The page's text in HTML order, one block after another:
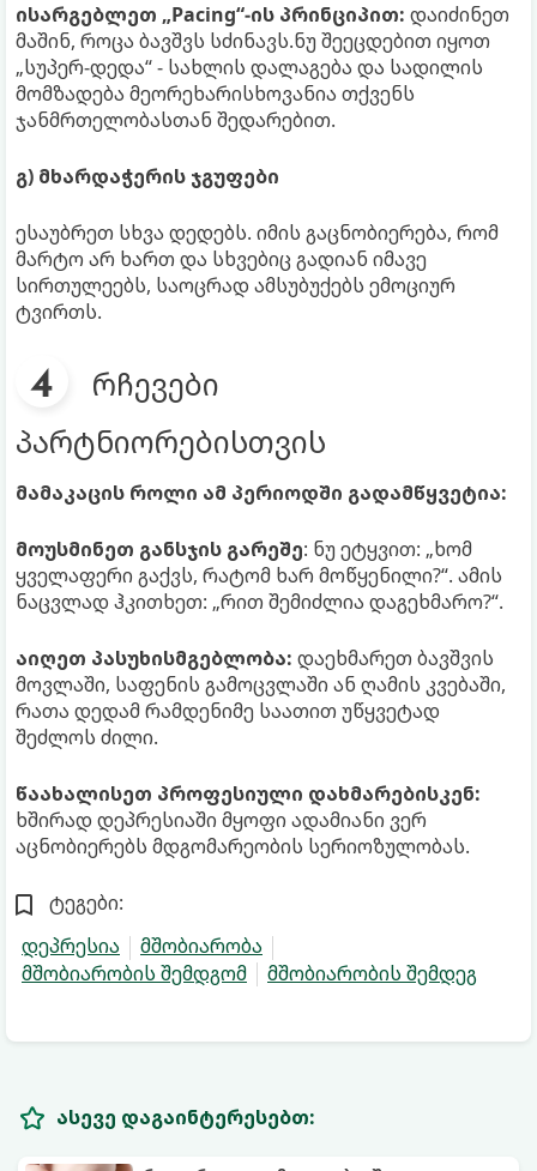
ისარგებლეთ „Pacing“-ის პრინციპით: დაიძინეთ
მაშინ, როცა ბავშვს სძინავს.ნუ შეეცდებით იყოთ
„სუპერ-დედა“ - სახლის დალაგება და სადილის
მომზადება მეორეხარისხოვანია თქვენს
ჯანმრთელობასთან შედარებით.
გ) მხარდაჭერის ჯგუფები
ესაუბრეთ სხვა დედებს. იმის გაცნობიერება, რომ
მარტო არ ხართ და სხვებიც გადიან იმავე
სირთულეებს, საოცრად ამსუბუქებს ემოციურ
ტვირთს.
რჩევები
პარტნიორებისთვის
მამაკაცის როლი ამ პერიოდში გადამწყვეტია:
მოუსმინეთ განსჯის გარეშე: ნუ ეტყვით: „ხომ
ყველაფერი გაქვს, რატომ ხარ მოწყენილი?“. ამის
ნაცვლად ჰკითხეთ: „რით შემიძლია დაგეხმარო?“.
აიღეთ პასუხისმგებლობა: დაეხმარეთ ბავშვის
მოვლაში, საფენის გამოცვლაში ან ღამის კვებაში,
რათა დედამ რამდენიმე საათით უწყვეტად
შეძლოს ძილი.
წაახალისეთ პროფესიული დახმარებისკენ:
ხშირად დეპრესიაში მყოფი ადამიანი ვერ
აცნობიერებს მდგომარეობის სერიოზულობას.
ტეგები:
დეპრესია
მშობიარობა
მშობიარობის შემდგომ
მშობიარობის შემდეგ
ასევე დაგაინტერესებთ: